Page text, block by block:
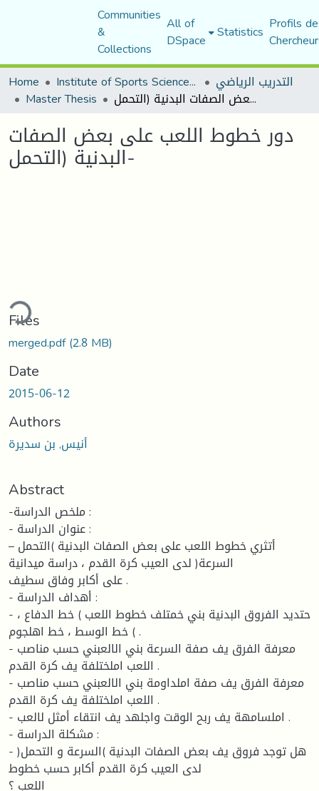
Communities
&
Collections
All of
DSpace Statistics Profils
Home
Institute of Sports Sciences and Techniques التدريب الرياضي
Master Thesis دور خطوط اللعب على بعض الصفات البدنية (التحمل-
دور خطوط اللعب على بعض الصفات
البدنية (التحمل-
Loading...
Files
merged.pdf(2.8 MB)
Date
2015-06-12
Authors
أنيس, بن سديرة
Abstract
-ملخص الدراسة :
- عنوان الدراسة :
أتثري خطوط اللعب على بعض الصفات البدنية )التحمل –
السرعة( لدى العيب كرة القدم ، دراسة ميدانية
على أكابر وفاق سطيف .
- أهداف الدراسة :
- حتديد الفروق البدنية بني خمتلف خطوط اللعب ) خط الدفاع ،
خط الوسط ، خط اهلجوم ( .
- معرفة الفرق يف صفة السرعة بني الالعبني حسب مناصب
اللعب املختلفة يف كرة القدم .
- معرفة الفرق يف صفة املداومة بني الالعبني حسب مناصب
اللعب املختلفة يف كرة القدم .
- املسامهة يف ربح الوقت واجلهد يف انتقاء أمثل لالعب .
- مشكلة الدراسة :
- هل توجد فروق يف بعض الصفات البدنية )السرعة و التحمل(
لدى العيب كرة القدم أكابر حسب خطوط
اللعب ؟